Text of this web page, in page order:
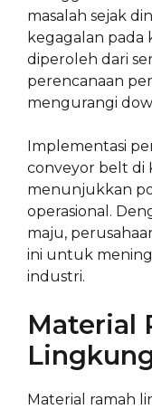
masalah sejak
kegagalan pada
diperoleh dari
perencanaan
mengurangi
Implementasi
conveyor belt di
menunjukkan
operasional.
maju,
ini untuk
industri.
Material
Material ramah